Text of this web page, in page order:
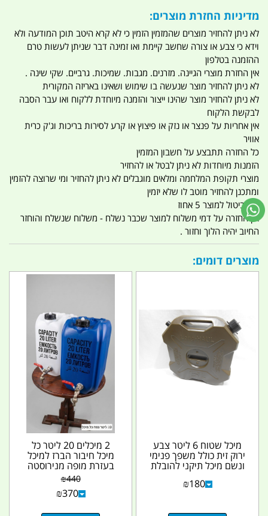
מדיניות החזרת מוצרים:
לא ניתן להחזיר מוצרים שהמזמין הזמין כי לא קרא היטב תוכן המודעה ולא
וידא כי צבע או צורה שחשב קיימת ואו זמינה דבר שניתן לעשות טרם
ההזמנה בטלפון
אין החזרת מוצרי הגיינה. מזרנים. מגבות. שמיכות. גרביים. שקי שינה .
לא ניתן להחזיר מוצר שנעשה בו שימוש ושאינו באריזה המקורית
לא ניתן להחזיר מוצר שהינו ייצור והזמנה מיוחדת ללקוח ואו עבר הסבה
לבקשת הלקוח
אין אחריות על פנצר או נזק או פיצוץ או קרע לסירות בריכות וג'ק כרית
אוויר
כל החזרה תתבצע על חשבון המזמין
הזמנות מיוחדות לא ניתן לבטל או להחזיר
מוצרי תקופת המלחמה ומלאים מוגבלים לא ניתן להחזיר ומי שרוצה להזמין
ומתכנן להחזיר מוטב לו שלא יזמין
דמי ביטול למוצר 5 אחוז
אין החזרה על דמי משלוח למוצר שכבר נשלח - משלוח שנשלח והוחזר
החיוב יהיה הלוך וחזור .
מוצרים דומים:
מיכל שטוח 6 ליטר צבע
ירוק זית כולל משפך פנימי
ונשם מיכל תיקני להובלת
דלק קמפינג...
₪180
2 מיכלים 20 ליטר כל
מיכל חיבור הברז למיכל
בעזרת מופה מנירוסטה
עם נשם צבע לבן...
₪440
₪370